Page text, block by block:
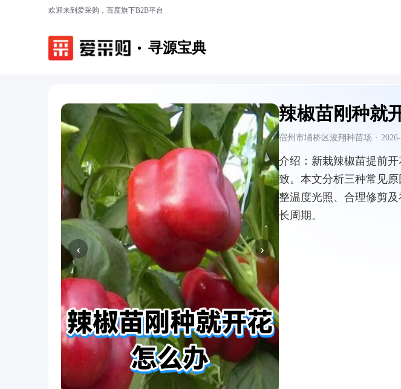
欢迎来到爱采购，百度旗下B2B平台
寻源宝典
‹ ›
辣椒苗刚种就
宿州市埇桥区浚翔种苗场 ·
介绍： 新栽辣椒苗提前
致。本文分析三种常见
整温度光照、合理修剪
长周期。